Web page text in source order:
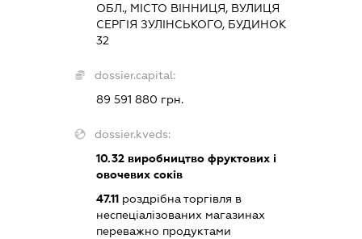
ОБЛ., МІСТО ВІННИЦЯ, ВУЛИЦЯ
СЕРГІЯ ЗУЛІНСЬКОГО, БУДИНОК
32
dossier.capital:
89 591 880 грн.
dossier.kveds:
10.32виробництво фруктових і
овочевих соків
47.11роздрібна торгівля в
неспеціалізованих магазинах
переважно продуктами